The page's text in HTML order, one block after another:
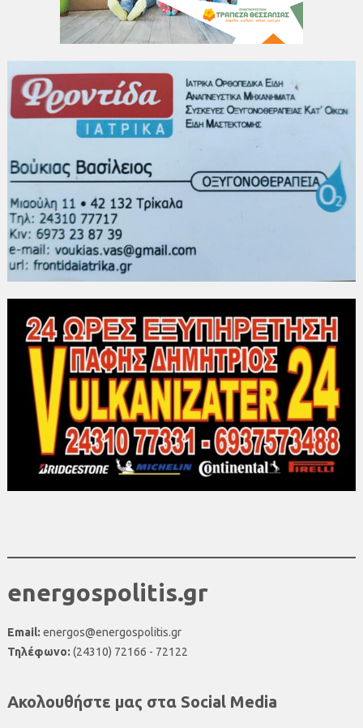
energospolitis.gr
Email: energos@energospolitis.gr
Τηλέφωνο: (24310) 72166 - 72122
Ακολουθήστε μας στα Social Media